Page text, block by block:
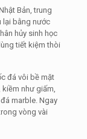
Bản, trung
lại bằng nước
hủy sinh học
tiết kiệm thòi
đá vôi bề mặt
kiềm như giấm,
marble. Ngay
vòng vài